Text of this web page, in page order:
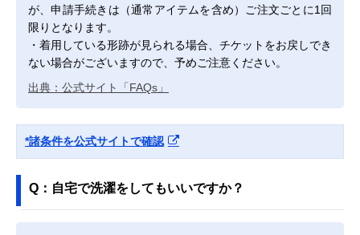
が、申請手続きは（通常アイテムを含め）ご注文ごとに1回
限りとなります。
・着用している形跡が見られる場合、チケットをお戻しでき
ない場合がございますので、予めご注意ください。
出典：公式サイト「FAQs」
*諸条件を公式サイトで確認
Q：自宅で洗濯をしてもいいですか？